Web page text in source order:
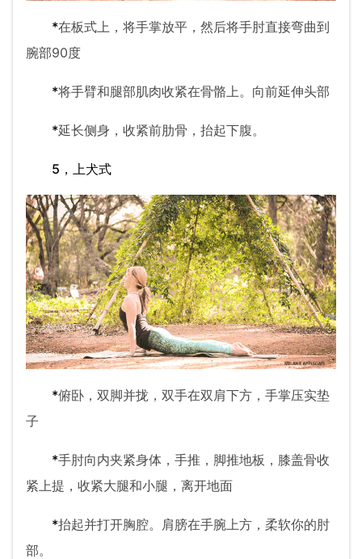
*在板式上，将手掌放平，然后将手肘直接弯曲到
腕部90度
*将手臂和腿部肌肉收紧在骨骼上。向前延伸头部
*延长侧身，收紧前肋骨，抬起下腹。
5，上犬式
*俯卧，双脚并拢，双手在双肩下方，手掌压实垫
子
*手肘向内夹紧身体，手推，脚推地板，膝盖骨收
紧上提，收紧大腿和小腿，离开地面
*抬起并打开胸腔。肩膀在手腕上方，柔软你的肘
部。